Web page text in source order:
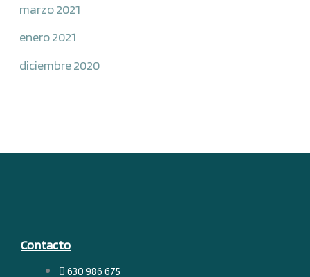
marzo 2021
enero 2021
diciembre 2020
Contacto
630 986 675